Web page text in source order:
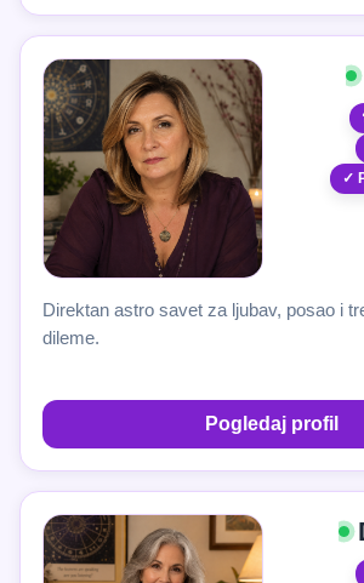
✓
Direktan astro savet za ljubav, posao i
dileme.
Pogledaj profil